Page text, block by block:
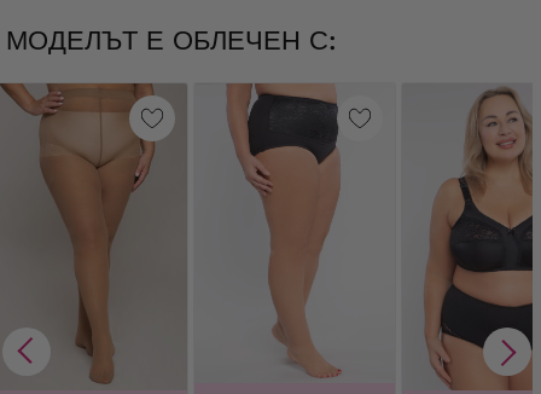
МОДЕЛЪТ Е ОБЛЕЧЕН С: